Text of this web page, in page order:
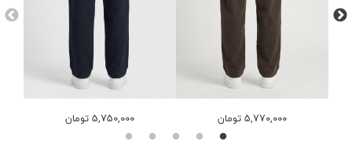
5,750,000 تومان 5,770,000 تومان